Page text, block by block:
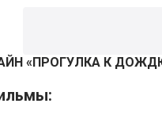
«ПРОГУЛКА К